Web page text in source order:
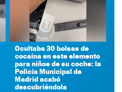
Ocultaba 30 bolsas de
cocaína en este elemento
para niños de su coche: la
Policía Municipal de
Madrid acabó
descubriéndola